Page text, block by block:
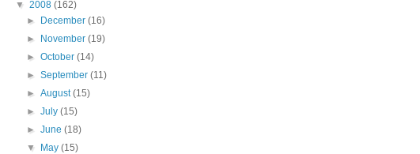
▼ 2008 (162)
►
December(16)
►
November(19)
►October(14)
►September(11)
►August(15)
►July(15)
►June(18)
▼
May(15)